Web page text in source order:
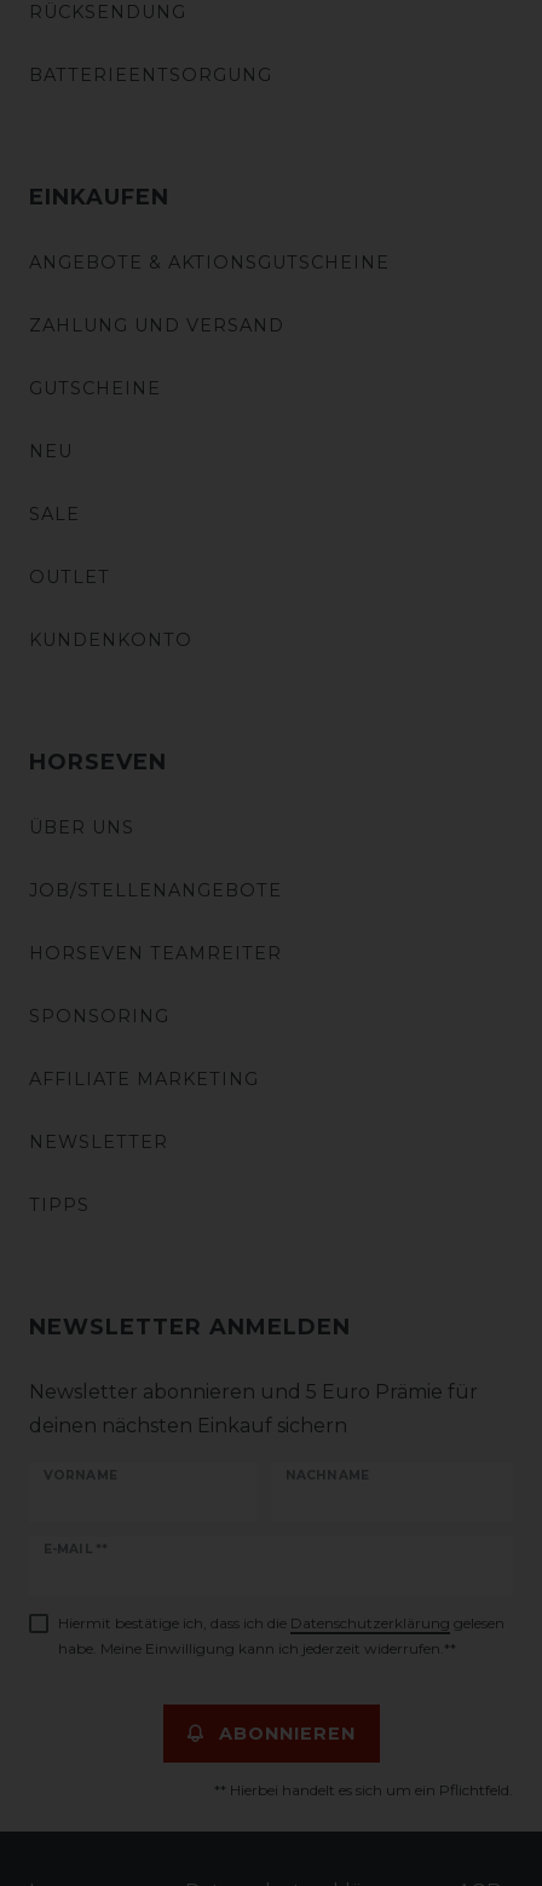
RÜCKSENDUNG
BATTERIEENTSORGUNG
EINKAUFEN
ANGEBOTE & AKTIONSGUTSCHEINE
ZAHLUNG UND VERSAND
GUTSCHEINE
NEU
SALE
OUTLET
KUNDENKONTO
HORSEVEN
ÜBER UNS
JOB/STELLENANGEBOTE
HORSEVEN TEAMREITER
SPONSORING
AFFILIATE MARKETING
NEWSLETTER
TIPPS
NEWSLETTER ANMELDEN
Newsletter abonnieren und 5 Euro Prämie für
deinen nächsten Einkauf sichern
VORNAME NACHNAME
E-MAIL **
Newsletter
Hiermit bestätige ich, dass ich die Daten­schutz­erklärung gelesen
habe. Meine Einwilligung kann ich jederzeit widerrufen.**
ABONNIEREN
** Hierbei handelt es sich um ein Pflichtfeld.